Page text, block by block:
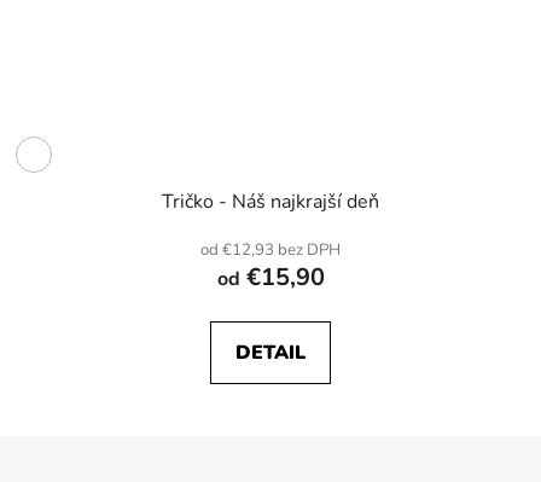
Tričko - Náš najkrajší deň
od €12,93 bez DPH
od €15,90
DETAIL